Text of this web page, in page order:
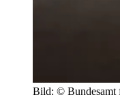
Bild: © Bundesamt